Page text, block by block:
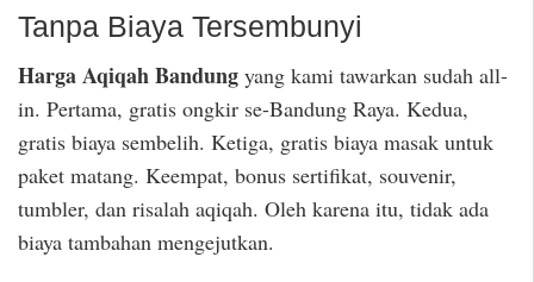
Tanpa Biaya Tersembunyi
Harga Aqiqah Bandung yang kami tawarkan sudah all-
in. Pertama, gratis ongkir se-Bandung Raya. Kedua,
gratis biaya sembelih. Ketiga, gratis biaya masak untuk
paket matang. Keempat, bonus sertifikat, souvenir,
tumbler, dan risalah aqiqah. Oleh karena itu, tidak ada
biaya tambahan mengejutkan.